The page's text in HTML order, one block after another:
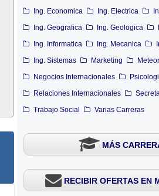
Ing. Economica
Ing. Electrica
Ing. Geografica
Ing. Geologica
Ing. Informatica
Ing. Mecanica
Ing. Sistemas
Marketing
Negocios Internacionales
Relaciones Internacionales
Trabajo Social
Varias Carreras
MÁS
RECIBIR OFERTAS EN